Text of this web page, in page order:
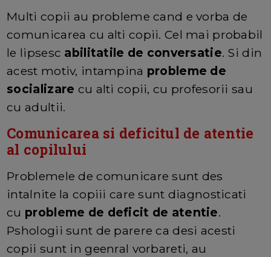
Multi copii au probleme cand e vorba de
comunicarea cu alti copii. Cel mai probabil
le lipsesc abilitatile de conversatie. Si din
acest motiv, intampina probleme de
socializare cu alti copii, cu profesorii sau
cu adultii.
Comunicarea si deficitul de atentie
al copilului
Problemele de comunicare sunt des
intalnite la copiii care sunt diagnosticati
cu probleme de deficit de atentie.
Pshologii sunt de parere ca desi acesti
copii sunt in geenral vorbareti, au